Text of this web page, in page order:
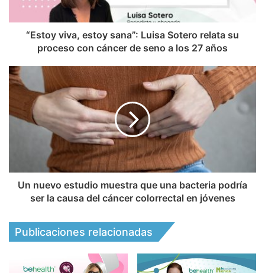
“Estoy viva, estoy sana”: Luisa Sotero relata su
proceso con cáncer de seno a los 27 años
Un nuevo estudio muestra que una bacteria podría
ser la causa del cáncer colorrectal en jóvenes
Publicaciones relacionadas